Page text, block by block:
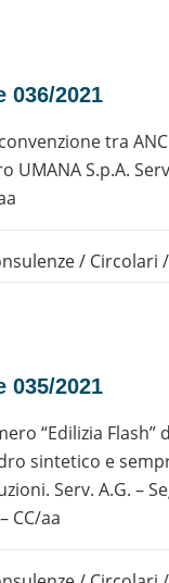
036/2021
tra
UMANA S.p.A.
/ Circolari /
035/2021
“Edilizia Flash”
sintetico e
Serv. A.G. –
CC/aa